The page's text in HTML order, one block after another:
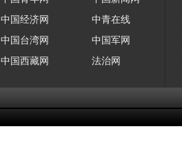
中国经济网
中国台湾网
中国西藏网
中青在线
中国军网
法治网